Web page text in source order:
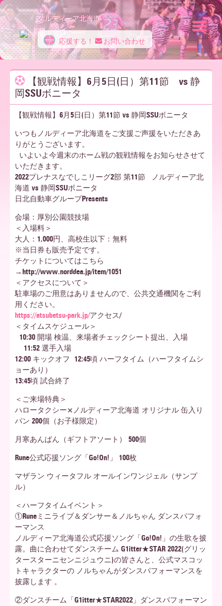
ノ
ル
デ
ィ
ー
ア
北
海
道
ノルディーア北海道
応援する！ お問い合わせ
【観戦情報】6月5日(日）第11節 vs 静
岡SSUボニータ
【観戦情報】6月5日(日）第11節 vs 静岡SSUボニータ
いつもノルディーア北海道をご支援ご声援をいただきあ
りがとうございます。
いよいよ今週末のホーム戦の観戦情報をお知らせさせて
いただきます。
2022プレナスなでしこリーグ2部 第11節 ノルディーア北
海道 vs 静岡SSUボニータ
日北自動車グループPresents
会場：厚別公園競技場
＜入場料＞
大人：1,000円、高校生以下：無料
※当日券も販売予定です。
チケットについてはこちら
→http://www.norddea.jp/item/1051
＜アクセスについて＞
駐車場のご用意はありませんので、公共交通機関をご利
用ください。
https://atsubetsu-park.jp/アクセス/
＜タイムスケジュール＞
10:30 開場 検温、来場者チェックシート提出、入場
11:52 選手入場
12:00 キックオフ 12:45頃 ハーフタイム（ハーフタイムシ
ョーあり）
13:45頃 試合終了
＜ご来場特典＞
ハロータクシー×ノルディーア北海道 オリジナル 缶入り
パン 200個（お子様限定）
月寒あんぱん（ギフトアソート） 500個
Rune公式応援ソング「Go!On!」 100枚
マザラン ウィータフル オールインワンジェル（サンプ
ル）
＜ハーフタイムイベント＞
①Runeミニライブ＆ダンサー＆ノルちゃん ダンスパフォ
ーマンス
ノルディーア北海道公式応援ソング「Go!On!」の生歌を披
露。曲に合わせてダンスチーム G1itter★STAR 2022(グリッ
タースターニセンニジュウニ)の皆さんと、公式マスコッ
トキャラクターの ノルちゃんがダンスパフォーマンスを
披露します 。
②ダンスチーム「G1itter★STAR2022」ダンスパフォーマン